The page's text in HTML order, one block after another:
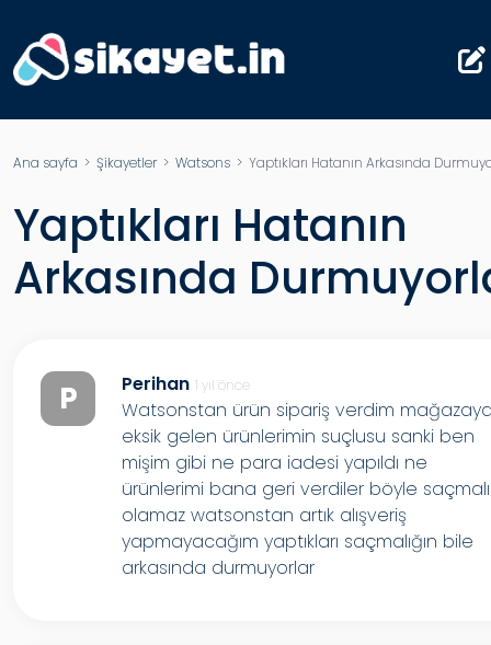
Ana sayfa > Şikayetler> Watsons > Yaptıkları Hatanın Arkasında
Yaptıkları Hatanın
Arkasında
P Perihan 1 yıl önce
Watsonstan ürün sipariş verdim
eksik gelen ürünlerimin suçlusu sanki ben
mişim gibi ne para iadesi yapıldı ne
ürünlerimi bana geri verdiler böyle
olamaz watsonstan artık alışveriş
yapmayacağım yaptıkları saçmalığın bile
arkasında durmuyorlar